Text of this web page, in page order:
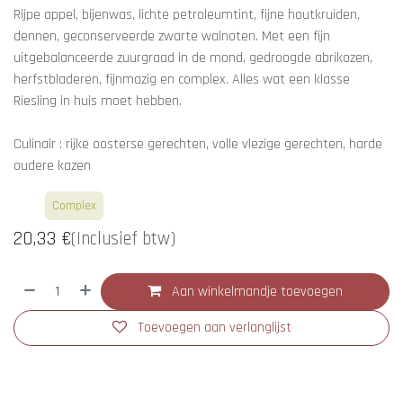
Rijpe appel, bijenwas, lichte petroleumtint, fijne houtkruiden,
dennen, geconserveerde zwarte walnoten. Met een fijn
uitgebalanceerde zuurgraad in de mond, gedroogde abrikozen,
herfstbladeren, fijnmazig en complex. Alles wat een klasse
Riesling in huis moet hebben.
Culinair : rijke oosterse gerechten, volle vlezige gerechten, harde
oudere kazen
Complex
20,33 €(Inclusief btw)
Aan winkelmandje toevoegen
Toevoegen aan verlanglijst